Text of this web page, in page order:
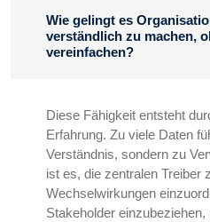
Wie gelingt es
verständlich zu machen,
vereinfachen?
Diese Fähigkeit entsteht
Erfahrung. Zu viele Daten
Verständnis, sondern zu
ist es, die zentralen Treiber
Wechselwirkungen
Stakeholder